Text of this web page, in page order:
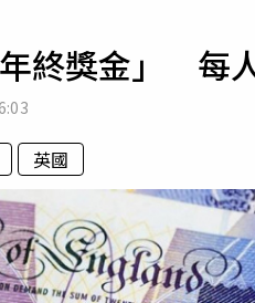
專欄
房產新勢力
終獎金」 每
英國